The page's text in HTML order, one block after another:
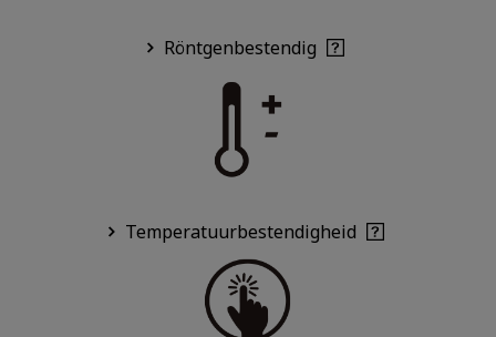
Röntgenbestendig
Temperatuurbestendigheid